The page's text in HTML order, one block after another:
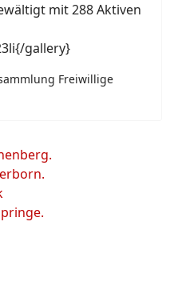
mit 288 Aktiven
gallery}
Freiwillige